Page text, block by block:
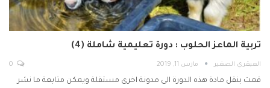
تربية الماعز الحلوب : دورة تعليمية شاملة (4)
العبقري الصغير مارس 11, 2019
قمت بنقل مادة هذه الدورة الى مدونة اخرى مستقلة ويمكن متابعة ما نشر